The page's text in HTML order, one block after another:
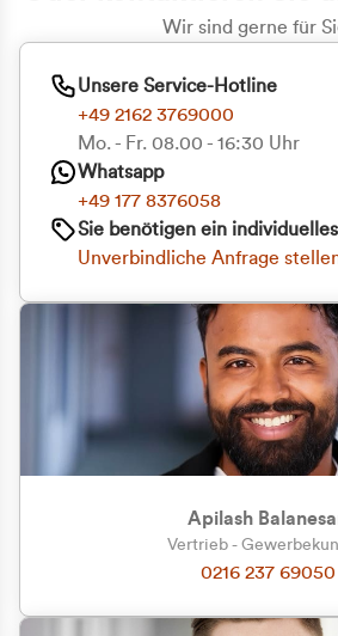
Zu welcher
gehören
Wir sind gerne für
Unsere Service-Hotline
+49 2162 3769000
Mo. - Fr. 08.00 - 16:30 Uhr
Whatsapp
+49 177 8376058
Sie benötigen ein
Unverbindliche Anfrage
Apilash
Vertrieb -
0216 237 69050